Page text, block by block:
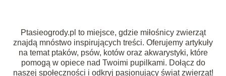
Ptasieogrody.pl to miejsce, gdzie miłośnicy zwierząt
znajdą mnóstwo inspirujących treści. Oferujemy artykuły
na temat ptaków, psów, kotów oraz akwarystyki, które
pomogą w opiece nad Twoimi pupilkami. Dołącz do
naszej społeczności i odkryj pasjonujący świat zwierząt!